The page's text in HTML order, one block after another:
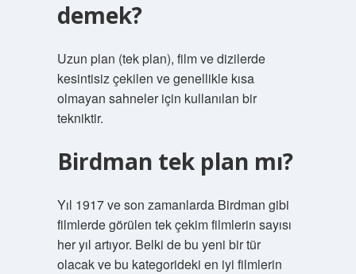
demek?
Uzun plan (tek plan), film ve dizilerde
kesintisiz çekilen ve genellikle kısa
olmayan sahneler için kullanılan bir
tekniktir.
Birdman tek plan mı?
Yıl 1917 ve son zamanlarda Birdman gibi
filmlerde görülen tek çekim filmlerin sayısı
her yıl artıyor. Belki de bu yeni bir tür
olacak ve bu kategorideki en iyi filmlerin